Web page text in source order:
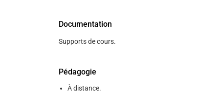
Documentation
Supports de cours.
Pédagogie
À distance.